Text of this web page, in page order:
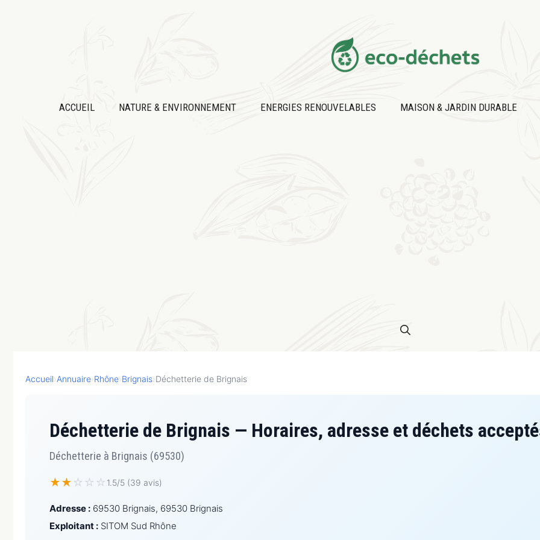
ACCUEIL NATURE & ENVIRONNEMENT ENERGIES RENOUVELABLES MAISON & JARDIN DURABLE
Accueil›Annuaire›Rhône›Brignais›Déchetterie de Brignais
Déchetterie de Brignais — Horaires, adresse et déchets
Déchetterie à Brignais (69530)
★★ ☆ ☆ ☆ 1.5/5 (39 avis)
Adresse : 69530 Brignais, 69530 Brignais
Exploitant : SITOM Sud Rhône